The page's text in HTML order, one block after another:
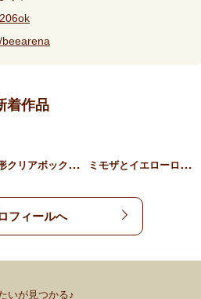
beearena
着作品
六
角形クリアボックスのフラ… ミ
モザとイエローローズのガ…
フィールへ
いが見つかる♪